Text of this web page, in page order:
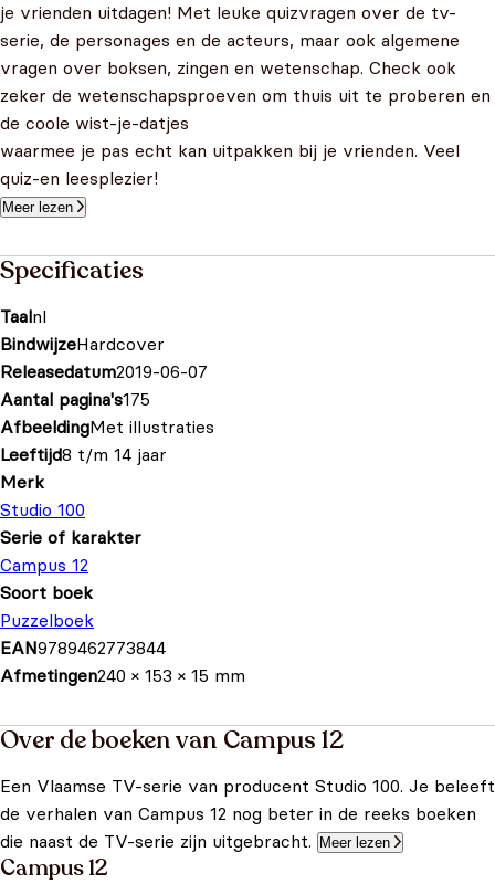
je vrienden uitdagen! Met leuke quizvragen over de tv-
serie, de personages en de acteurs, maar ook algemene
vragen over boksen, zingen en wetenschap. Check ook
zeker de wetenschapsproeven om thuis uit te proberen en
de coole wist-je-datjes
waarmee je pas echt kan uitpakken bij je vrienden. Veel
quiz-en leesplezier!
Meer lezen
Specificaties
Taalnl
BindwijzeHardcover
Releasedatum2019-06-07
Aantal pagina's175
AfbeeldingMet illustraties
Leeftijd8 t/m 14 jaar
Merk
Studio 100
Serie of karakter
Campus 12
Soort boek
Puzzelboek
EAN9789462773844
Afmetingen240 × 153 × 15 mm
Over de boeken van Campus 12
Een Vlaamse TV-serie van producent Studio 100. Je beleeft
de verhalen van Campus 12 nog beter in de reeks boeken
die naast de TV-serie zijn uitgebracht.
Meer lezen
Campus 12